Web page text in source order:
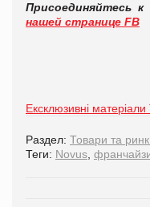
Присоединяйтесь
нашей странице FB
Ексклюзивні
Раздел: Товари та
Теги: Novus